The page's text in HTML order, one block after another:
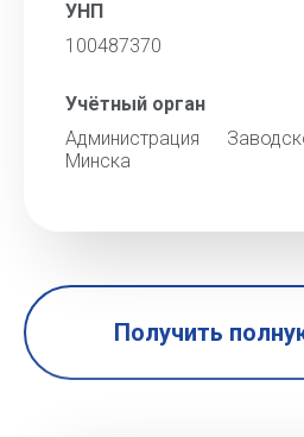
УНП
100487370
Учётный орган
Администрация
Минска
Получить